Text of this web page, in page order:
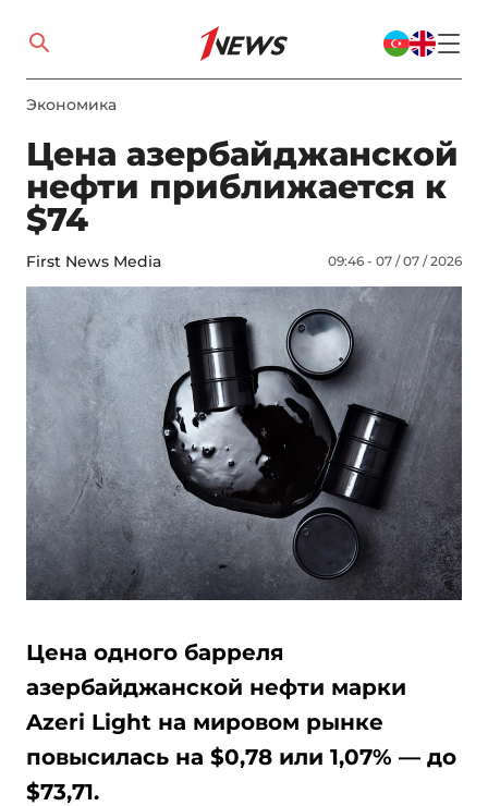
Экономика
Цена азербайджанской
нефти приближается к
$74
First News Media 09:46 - 07 / 07 / 2026
Цена одного барреля
азербайджанской нефти марки
Azeri Light на мировом рынке
повысилась на $0,78 или 1,07% — до
$73,71.